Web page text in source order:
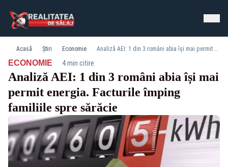
Acasă Știri Economie Analiză AEI: 1 din 3 români abia își mai permit energia. Facturile împing familiile spre sărăcie
ECONOMIE· 4 min citire
Analiză AEI: 1 din 3 români abia își mai
permit energia. Facturile împing
familiile spre sărăcie